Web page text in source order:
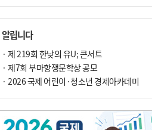
팩트체크[전체보기]
의령 한우산 털중나리
알립니다
· 제 219회 한낮의 유U; 콘서트
· 제7회 부마항쟁문학상 공모
· 2026 국제 어린이·청소년 경제아카데미